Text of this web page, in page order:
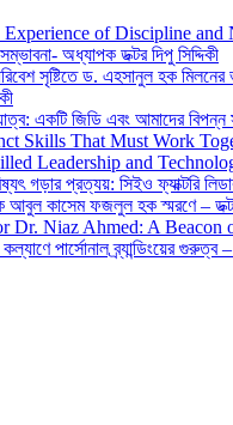
of Discipline
অধ্যাপক ডক্টর দিপু সিদ্দিকী
সৃষ্টিতে ড. এহসানুল হক মিলনের
একটি জিডি এবং আমাদের বিপন্ন
Skills That Must Work
Leadership and
গড়ার প্রত্যয়: সিইও ফ্যাক্টরি
আবুল কাসেম ফজলুল হক স্মরণে – ডক্টর
Dr. Niaz Ahmed: A
পার্সোনাল ব্র্যান্ডিংয়ের গুরুত্ব